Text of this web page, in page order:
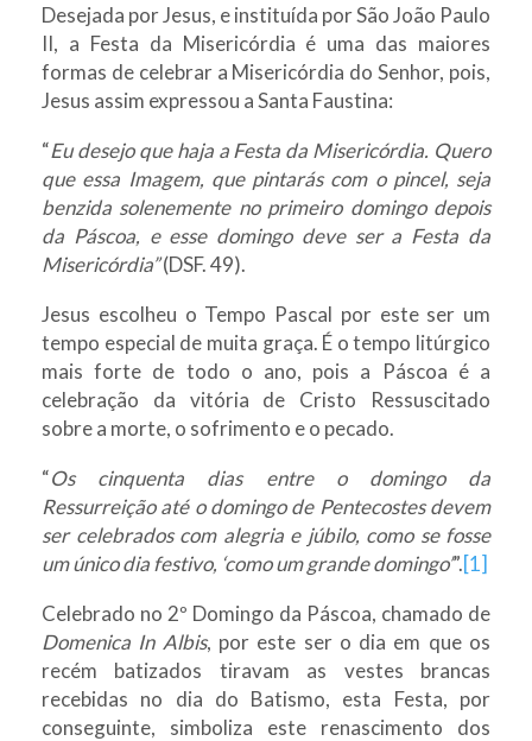
Desejada por Jesus, e instituída por São João Paulo
II, a Festa da Misericórdia é uma das maiores
formas de celebrar a Misericórdia do Senhor, pois,
Jesus assim expressou a Santa Faustina:
“Eu desejo que haja a Festa da Misericórdia. Quero
que essa Imagem, que pintarás com o pincel, seja
benzida solenemente no primeiro domingo depois
da Páscoa, e esse domingo deve ser a Festa da
Misericórdia”(DSF. 49).
Jesus escolheu o Tempo Pascal por este ser um
tempo especial de muita graça. É o tempo litúrgico
mais forte de todo o ano, pois a Páscoa é a
celebração da vitória de Cristo Ressuscitado
sobre a morte, o sofrimento e o pecado.
“Os cinquenta dias entre o domingo da
Ressurreição até o domingo de Pentecostes devem
ser celebrados com alegria e júbilo, como se fosse
um único dia festivo, ‘como um grande domingo’”.[1]
Celebrado no 2º Domingo da Páscoa, chamado de
Domenica In Albis, por este ser o dia em que os
recém batizados tiravam as vestes brancas
recebidas no dia do Batismo, esta Festa, por
conseguinte, simboliza este renascimento dos